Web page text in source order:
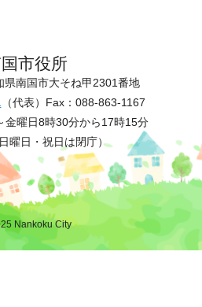
市役所
県南国市大そね甲2301番地
（代表） Fax：088-863-1167
金曜日8時30分から17時15分
曜日・祝日は閉庁）
Nankoku City